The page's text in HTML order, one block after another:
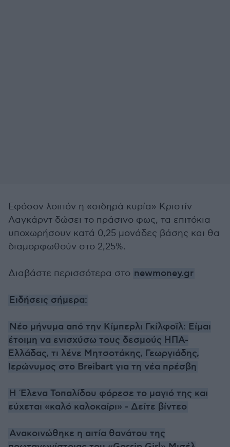
Εφόσον λοιπόν η «σιδηρά κυρία» Κριστίν
Λαγκάρντ δώσει το πράσινο φως, τα επιτόκια
υποχωρήσουν κατά 0,25 μονάδες βάσης και θα
διαμορφωθούν στο 2,25%.
Διαβάστε περισσότερα στο newmoney.gr
Ειδήσεις σήμερα:
Νέο μήνυμα από την Κίμπερλι Γκίλφοϊλ: Είμαι
έτοιμη να ενισχύσω τους δεσμούς ΗΠΑ-
Ελλάδας, τι λένε Μητσοτάκης, Γεωργιάδης,
Ιερώνυμος στο Breibart για τη νέα πρέσβη
Η Έλενα Τοπαλίδου φόρεσε το μαγιό της και
εύχεται «καλό καλοκαίρι» - Δείτε βίντεο
Ανακοινώθηκε η αιτία θανάτου της